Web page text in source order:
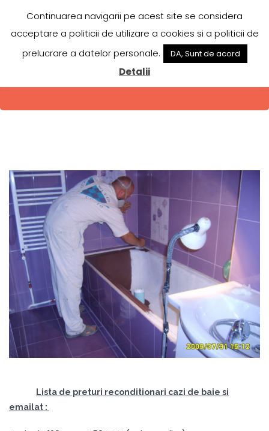
CADSERV
Reconditionari cazi baie si emailat
Lista de preturi reconditionari cazi de baie si
emailat :
Continuarea navigarii pe acest site se considera
acceptare a politicii de utilizare a cookies si a politicii de
prelucrare a datelor personale.
DA, Sunt de acord
Detalii